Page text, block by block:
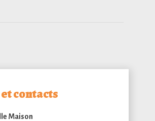
contacts
Maison